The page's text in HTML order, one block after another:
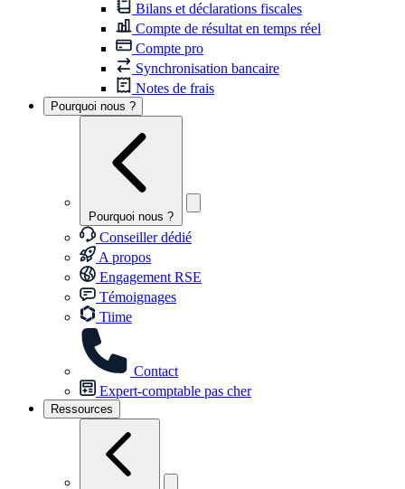
Bilans et déclarations fiscales
Compte de résultat en temps réel
Compte pro
Synchronisation bancaire
Notes de frais
Pourquoi nous ?
Pourquoi nous ?
Conseiller dédié
A propos
Engagement RSE
Témoignages
Tiime
Contact
Expert-comptable pas cher
Ressources